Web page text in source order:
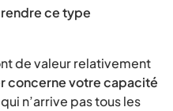
ce type
de valeur relativement
concerne votre capacité
n’arrive pas tous les